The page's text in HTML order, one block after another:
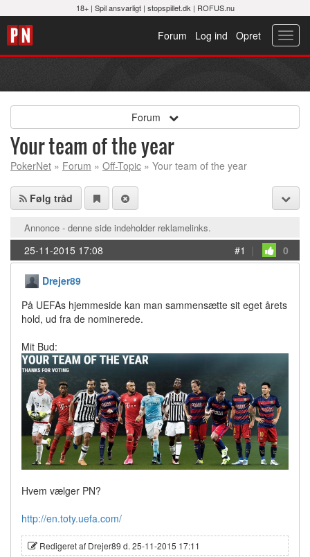
18+ | Spil ansvarligt| stopspillet.dk | ROFUS.nu
Opret
Log ind
Forum
Forum
Your team of the year
PokerNet » Forum » Off-Topic » Your team of the year
Følg tråd
Annonce - denne side indeholder reklamelinks.
25-11-2015 17:08 #1 | 0
Drejer89
På UEFAs hjemmeside kan man sammensætte sit eget årets
hold, ud fra de nominerede.
Mit Bud:
Hvem vælger PN?
http://en.toty.uefa.com/
Redigeret af Drejer89 d. 25-11-2015 17:11